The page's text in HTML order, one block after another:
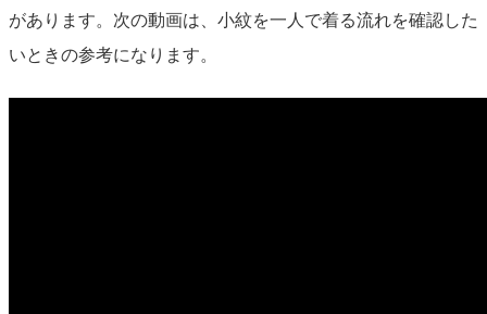
があります。次の動画は、小紋を一人で着る流れを確認した
いときの参考になります。